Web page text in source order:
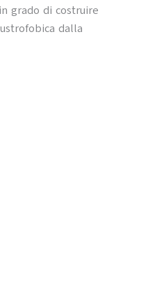
grado di costruire
dalla